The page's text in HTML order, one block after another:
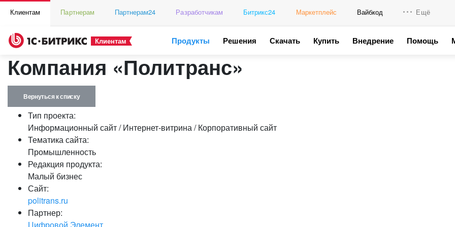
Клиентам Партнерам Партнерам24 Разработчикам Битрикс24 Маркетплейс Вайбкод Ещё
Клиентам Продукты Решения Скачать Купить Внедрение Помощь
Компания «Политранс»
Вернуться к списку
Тип проекта:
Информационный сайт / Интернет-витрина / Корпоративный сайт
Тематика сайта:
Промышленность
Редакция продукта:
Малый бизнес
Сайт:
politrans.ru
Партнер: